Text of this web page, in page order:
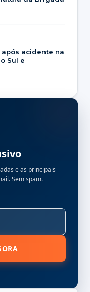
acidente na
Sul e
e as principais
Sem spam.